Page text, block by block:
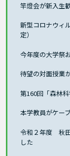
竿燈会が新入生
新型コロナウィ
定）
今年度の大学祭
待望の対面授業
第160回「森林
本学教員がケー
令和２年度 秋
した